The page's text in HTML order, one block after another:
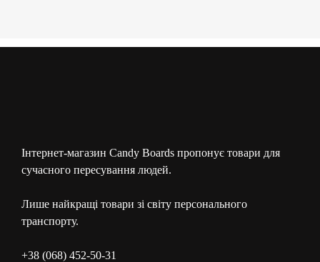
Інтернет-магазин Candy Boards пропонує товари для
сучасного пересування людей.
Лише найкращі товари зі світу персонального
транспорту.
+38 (068) 452-50-31